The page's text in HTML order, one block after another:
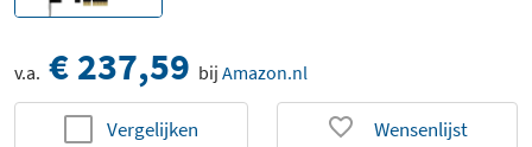
v.a. € 237,59 bij Amazon.nl
Vergelijken Wensenlijst